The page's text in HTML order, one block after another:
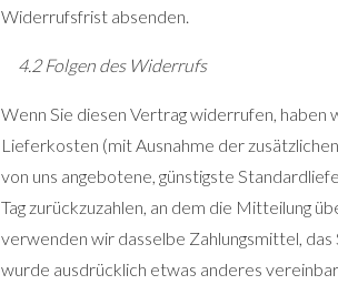
Widerrufsfrist absenden.
4.2 Folgen des Widerrufs
Wenn Sie diesen Vertrag widerrufen, haben
Lieferkosten (mit Ausnahme der
von uns angebotene, günstigste
Tag zurückzuzahlen, an dem die Mitteilung
verwenden wir dasselbe Zahlungsmittel,
wurde ausdrücklich etwas anderes